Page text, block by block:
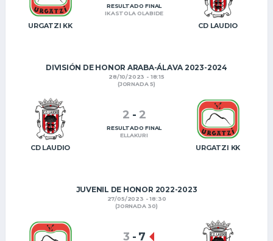
URGATZI KK CD LAUDIO
RESULTADO FINAL
IKASTOLA OLABIDE
DIVISIÓN DE HONOR ARABA-ÁLAVA 2023-2024
28/10/2023 - 18:15
(JORNADA 5)
CD LAUDIO URGATZI KK
2 - 2
RESULTADO FINAL
ELLAKURI
JUVENIL DE HONOR 2022-2023
27/05/2023 - 18:30
(JORNADA 30)
3 - 7